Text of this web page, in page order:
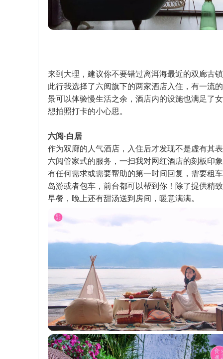
来到大理，建议你不要错过离洱海最近的双廊古
此行我选择了六阅旗下的两家酒店入住，有一流
景可以体验慢生活之余，酒店内的设施也满足了
想拍照打卡的小心思。
六阅·白居
作为双廊的人气酒店，入住后才发现不是虚有其
六阅管家式的服务，一扫我对网红酒店的刻板印
有任何需求或需要帮助的第一时间回复，需要租
岛游或者包车，前台都可以帮到你！除了提供精
早餐，晚上还有甜汤送到房间，暖意满满。